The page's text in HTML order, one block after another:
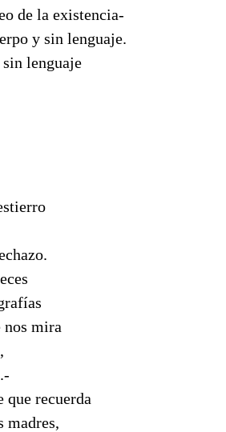
de la existencia-
y sin lenguaje.
lenguaje
nos mira
que recuerda
madres,